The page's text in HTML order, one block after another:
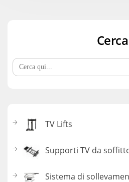
Cerca
Search
for:
TV Lifts
Supporti TV da
Sistema di